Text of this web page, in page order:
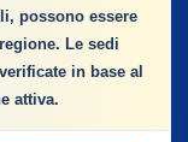
possono essere
Le sedi
in base al
attiva.